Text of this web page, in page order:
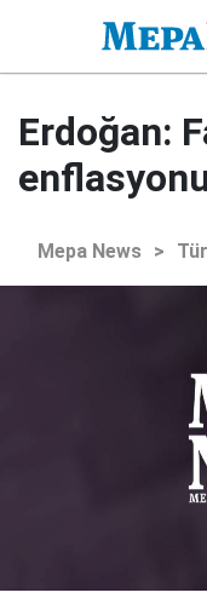
Erdoğan:
Mepa News >